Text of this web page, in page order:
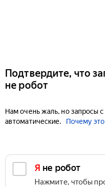
Подтвердите, что
не робот
Нам очень жаль, но запросы
автоматические.
Почему
Я не робот
Нажмите, чтобы